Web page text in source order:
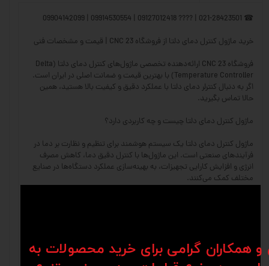
☎ 021-28423501 | ???? 09127012418 | 09914530554 | 09904142099
خرید ماژول کنترل دمای دلتا از فروشگاه CNC 23 | قیمت و مشخصات فنی
فروشگاه CNC 23 ارائه‌دهنده تخصصی ماژول‌های کنترل دمای دلتا (Delta
Temperature Controller) با بهترین قیمت و ضمانت اصلی در ایران است.
اگر به دنبال کنترلر دمای دلتا با عملکرد دقیق و کیفیت بالا هستید، همین
حالا تماس بگیرید.
ماژول کنترل دمای دلتا چیست و چه کاربردی دارد؟
ماژول کنترل دمای دلتا یک سیستم هوشمند برای تنظیم و نظارت بر دما در
فرآیندهای صنعتی است. این ماژول‌ها با کنترل دقیق دما، کاهش مصرف
انرژی و افزایش کارایی تجهیزات، به بهینه‌سازی عملکرد دستگاه‌ها در صنایع
مختلف کمک می‌کنند.
سایر حسگرهای دما
✅ کاهش مصرف انرژی – افزایش بازدهی سیستم و کاهش هزینه‌های برق
همکاران گرامی برای خرید محصولات به